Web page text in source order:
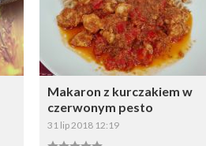
Makaron z kurczakiem w
czerwonym pesto
31 lip 2018 12:19